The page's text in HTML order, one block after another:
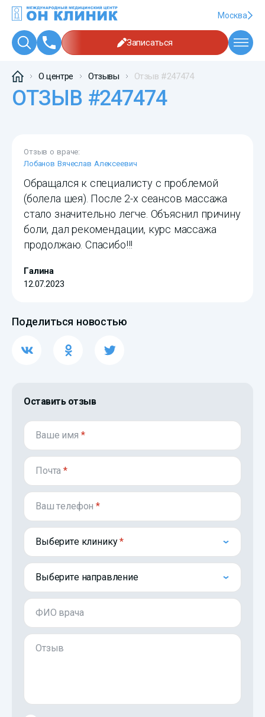
Москва
Записаться
О центре Отзывы Отзыв #247474
ОТЗЫВ #247474
Отзыв о враче:
Лобанов Вячеслав Алексеевич
Обращался к специалисту с проблемой
(болела шея). После 2-х сеансов массажа
стало значительно легче. Объяснил причину
боли, дал рекомендации, курс массажа
продолжаю. Спасибо!!!
Галина
12.07.2023
Поделиться новостью
Оставить отзыв
Ваше имя *
Почта*
Ваш телефон*
Выберите клинику
Выберите направление
ФИО врача
Отзыв